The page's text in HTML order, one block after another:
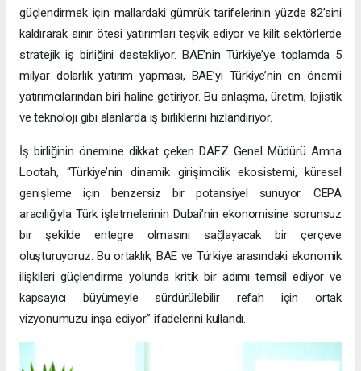
güçlendirmek için mallardaki gümrük tarifelerinin yüzde 82’sini
kaldırarak sınır ötesi yatırımları teşvik ediyor ve kilit sektörlerde
stratejik iş birliğini destekliyor. BAE’nin Türkiye’ye toplamda 5
milyar dolarlık yatırım yapması, BAE’yi Türkiye’nin en önemli
yatırımcılarından biri haline getiriyor. Bu anlaşma, üretim, lojistik
ve teknoloji gibi alanlarda iş birliklerini hızlandırıyor.
İş birliğinin önemine dikkat çeken DAFZ Genel Müdürü Amna
Lootah, “Türkiye’nin dinamik girişimcilik ekosistemi, küresel
genişleme için benzersiz bir potansiyel sunuyor. CEPA
aracılığıyla Türk işletmelerinin Dubai’nin ekonomisine sorunsuz
bir şekilde entegre olmasını sağlayacak bir çerçeve
oluşturuyoruz. Bu ortaklık, BAE ve Türkiye arasındaki ekonomik
ilişkileri güçlendirme yolunda kritik bir adımı temsil ediyor ve
kapsayıcı büyümeyle sürdürülebilir refah için ortak
vizyonumuzu inşa ediyor.” ifadelerini kullandı.